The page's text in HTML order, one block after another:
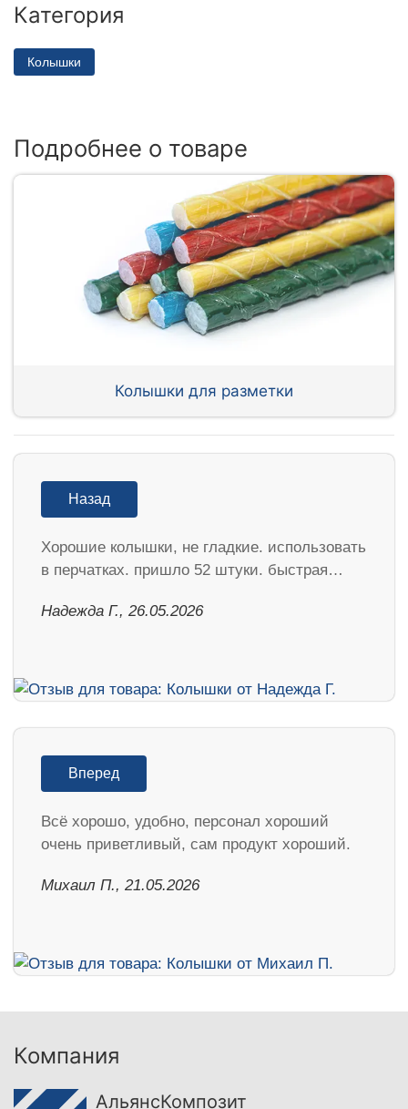
Категория
Колышки
Подробнее о товаре
Колышки для разметки
Назад
Хорошие колышки, не гладкие. использовать
в перчатках. пришло 52 штуки. быстрая…
Надежда Г., 26.05.2026
Вперед
Всё хорошо, удобно, персонал хороший
очень приветливый, сам продукт хороший.
Михаил П., 21.05.2026
Компания
АльянсКомпозит